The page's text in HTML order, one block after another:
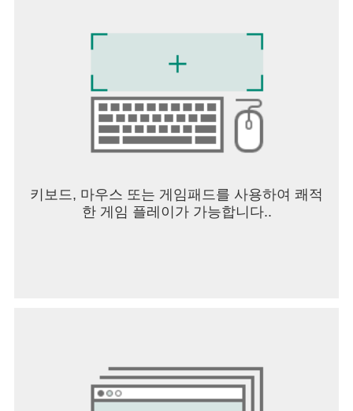
* 안드로이드 6.0 미만 버전의 단말기를 사용하는 경
우에는 접근 권한에 대한 개별설정이 불가능하며,
단말기 제조사의 운영체제 업그레이드 기능 제공 여
부를 확인하신 후에 6.0 이상의 버전으로 업데이트
해주시기 바랍니다.
* 운영체제를 업그레이드 하더라도 기존 앱에서 동
의한 접근 권한이 바뀌지 않기 때문에 접근 권한을
치하시기 바랍니다.
[선택적 접근권한안내]
08510 117-81-40065 제 2024-서울금천-0848 호 서
키보드, 마우스 또는 게임패드를 사용하여 쾌적
한 게임 플레이가 가능합니다..